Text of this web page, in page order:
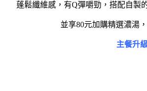
蓬鬆纖維感，有Q彈嚼勁，搭配自製
並享80元加購精選濃湯
主餐升